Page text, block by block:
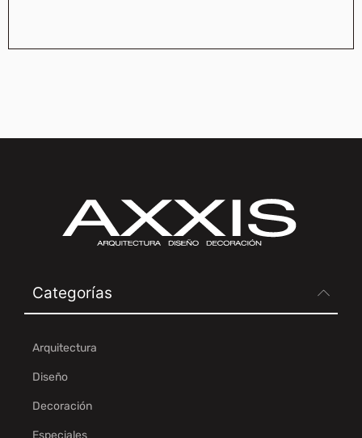
Categorías
Arquitectura
Diseño
Decoración
Especiales